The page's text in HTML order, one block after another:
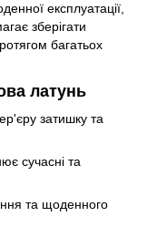
експлуатації,
зберігати
багатьох
латунь
затишку та
сучасні та
та щоденного